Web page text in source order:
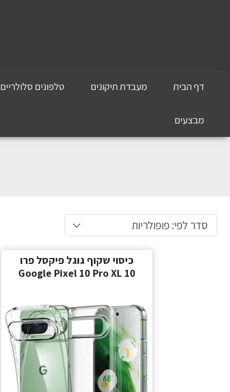
דף הבית מעבדת תיקונים טלפונים סלולריים
מבצעים
סדר לפי: פופולריות
כיסוי שקוף גוגל פיקסל פרו
Google Pixel 10 Pro XL 10